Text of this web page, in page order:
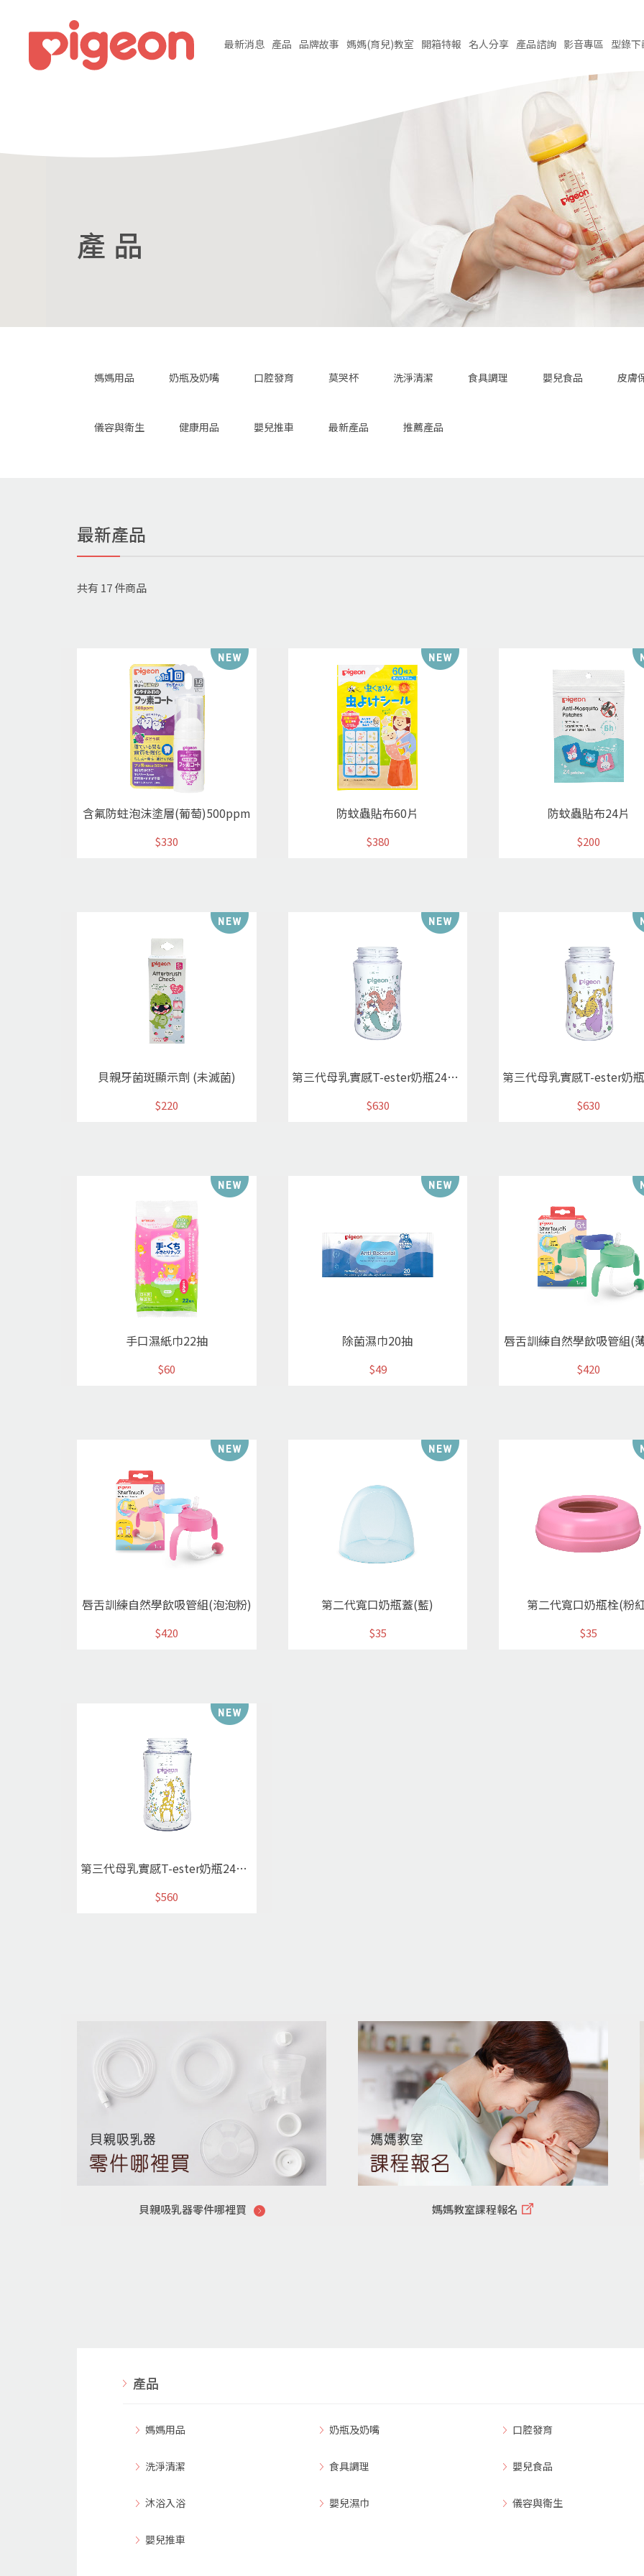
最新消息 產品 品牌故事 媽媽(育兒)教室 開箱特報 名人分享 產品諮詢 影音專區 型錄下
產 品
媽媽用品 奶瓶及奶嘴 口腔發育 莫哭杯 洗淨清潔 食具調理 嬰兒食品 皮膚
儀容與衛生 健康用品 嬰兒推車 最新產品 推薦產品
最新產品
共有 17件商品
含氟防蛀泡沫塗層(葡萄)500ppm
$330
防蚊蟲貼布60片
$380
防蚊蟲貼布24片
$200
貝親牙菌斑顯示劑 (未滅菌)
$220
第三代母乳實感T-ester奶瓶240ml/小美人魚(空瓶)
$630 $630
手口濕紙巾22抽
$60
除菌濕巾20抽
$49
唇舌訓練自然學飲吸管組(
$420
唇舌訓練自然學飲吸管組(泡泡粉)
$420
第二代寬口奶瓶蓋(藍)
$35
第二代寬口奶瓶栓(粉
$35
第三代母乳實感T-ester奶瓶240ml/長頸鹿(空瓶)
$560
貝親吸乳器零件哪裡買 媽媽教室課程報名
產品
媽媽用品 奶瓶及奶嘴 口腔發育
洗淨清潔 食具調理 嬰兒食品
沐浴入浴 嬰兒濕巾 儀容與衛生
嬰兒推車